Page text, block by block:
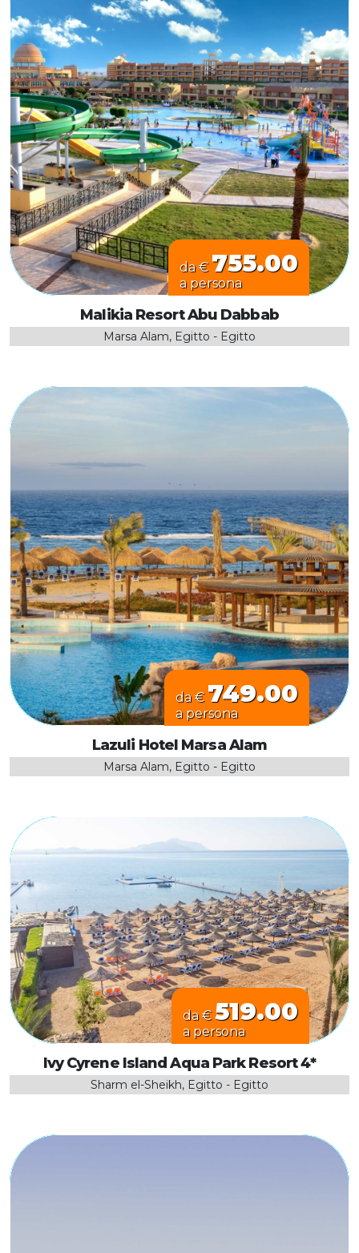
da € 755.00
a persona
Malikia Resort Abu Dabbab
Marsa Alam, Egitto - Egitto
da € 749.00
a persona
Lazuli Hotel Marsa Alam
Marsa Alam, Egitto - Egitto
da €519.00
a persona
Ivy Cyrene Island Aqua Park Resort 4*
Sharm el-Sheikh, Egitto - Egitto